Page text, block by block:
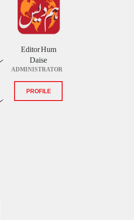
Editor Hum
Daise
ADMINISTRATOR
PROFILE